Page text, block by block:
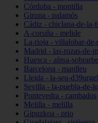
Córdoba - montilla
Girona - palamós
Cádiz - chiclana-de-la-
A-coruña - melide
La-rioja - villalobar-de-
Madrid - las-rozas-de-
Huesca - aínsa-sobrarbe
Barcelona - manlleu
Lleida - la-seu-
Sevilla - la-puebla-de-
Pontevedra - cambados
Melilla - melilla
Gipuzkoa - orio